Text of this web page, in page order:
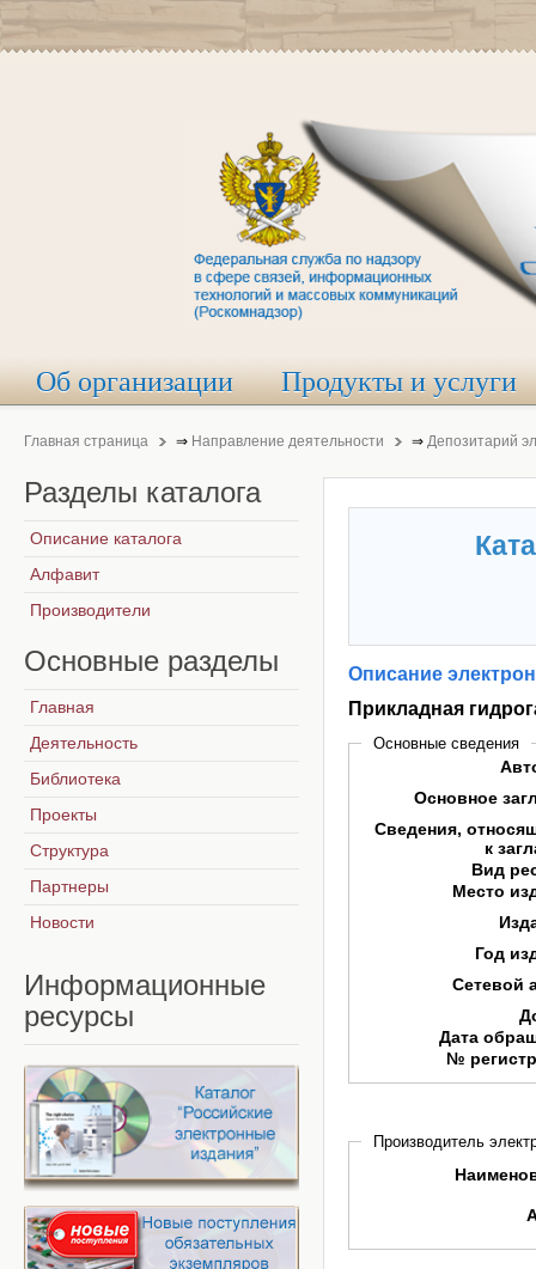
Об организации Продукты и услуги
Главная страница ⇒ Направление деятельности ⇒ Депозитарий
Описание
Прикладная
Основные сведения
Основное
Сведения,
к
Вид
Место
Год
Сетевой
Дата
№
Производитель
Разделы каталога
Описание каталога
Алфавит
Производители
Основные разделы
Главная
Деятельность
Библиотека
Проекты
Структура
Партнеры
Новости
Информационные
ресурсы